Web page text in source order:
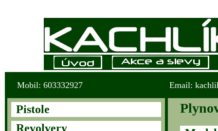
Pistole
Revolvery
Mobil: 603332927 Email: